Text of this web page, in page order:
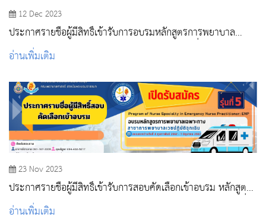
12 Dec 2023
ประกาศรายชื่อผู้มีสิทธิ์เข้ารับการอบรมหลักสูตรการพยาบาล
เฉพาะทางสาขาการพยาบาลเวชปฏิบัติฉุกเฉิน รุ่นที่ 5
อ่านเพิ่มเติม
23 Nov 2023
ประกาศรายชื่อผู้มีสิทธิ์เข้ารับการสอบคัดเลือกเข้าอบรม หลักสูตร
การพยาบาลเฉพาะทางสาขาการพยาบาลเวชปฏิบัติฉุกเฉิน รุ่นที่ 5
อ่านเพิ่มเติม